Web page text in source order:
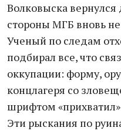
Волковыска
стороны МГБ вновь
Ученый по следам
подбирал все, что
оккупации: форму,
концлагеря со
шрифтом
Эти рыскания по